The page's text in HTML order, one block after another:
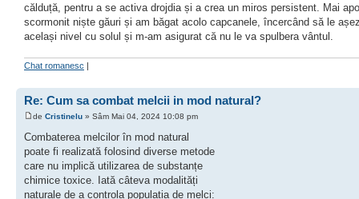
călduță, pentru a se activa drojdia și a crea un miros persistent. Mai
scormonit niște găuri și am băgat acolo capcanele, încercând să le
același nivel cu solul și m-am asigurat că nu le va spulbera vântul.
Chat romanesc
Re: Cum sa combat melcii in mod natural?
de Cristinelu » Sâm Mai 04, 2024 10:08 pm
Combaterea melcilor în mod natural
poate fi realizată folosind diverse metode
care nu implică utilizarea de substanțe
chimice toxice. Iată câteva modalități
naturale de a controla populația de melci: